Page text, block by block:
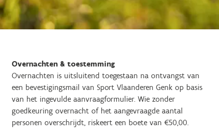
Overnachten & toestemming
Overnachten is uitsluitend toegestaan na ontvangst van
een bevestigingsmail van Sport Vlaanderen Genk op basis
van het ingevulde aanvraagformulier. Wie zonder
goedkeuring overnacht of het aangevraagde aantal
personen overschrijdt, riskeert een boete van €50,00.